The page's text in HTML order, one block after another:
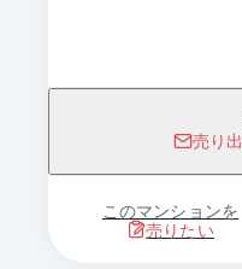
売り
このマンションを
売りたい